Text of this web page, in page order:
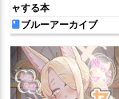
ャする本
ブルーアーカイブ